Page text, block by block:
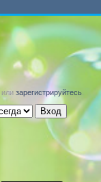
или зарегистрируйтесь